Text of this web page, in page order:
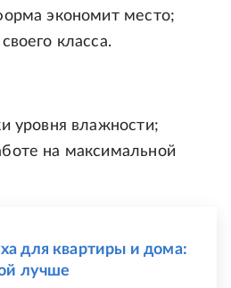
экономит место;
класса.
уровня влажности;
на максимальной
для квартиры и дома:
лучше